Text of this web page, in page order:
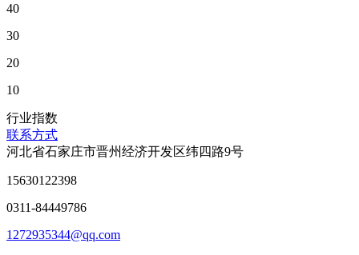
40
30
20
10
行业指数
联系方式
河北省石家庄市晋州经济开发区纬四路9号
15630122398
0311-84449786
1272935344@qq.com